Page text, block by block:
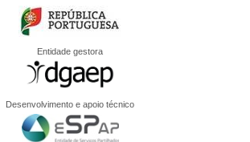
Entidade gestora
Desenvolvimento e apoio técnico